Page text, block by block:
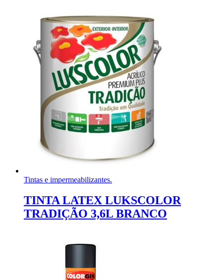
Tintas e impermeabilizantes.
TINTA LATEX LUKSCOLOR
TRADIÇÃO 3,6L BRANCO